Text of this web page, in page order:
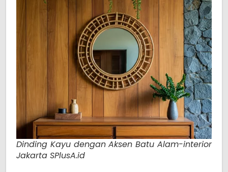
Dinding Kayu dengan Aksen Batu Alam-interior
Jakarta SPlusA.id